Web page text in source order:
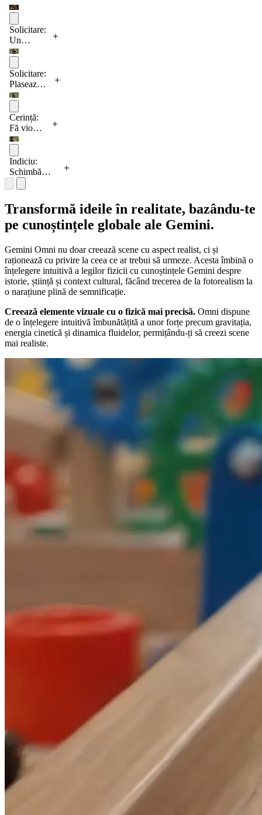
reflectorizant,
precum cel al
oglinzii.
plutește
deasupra
mâinii,
urmărindu-i
mișcarea; în
interiorul
sferei se
află o
reprezentare
recursivă a
aceleiași
mâini care
ține sfera,
creând
astfel o
recursivitate
infinită de
apropie lent
de sferă,
generând o
Solicitare:
Un
videoclip
cu un
violonist
care cântă
o piesă.
Solicitare:
Plasează
violonistul
în cadrul
imaginii.
Cerință:
Fă vioara
invizibilă.
Indiciu:
Schimbă
unghiul
camerei
astfel încât
să fie
deasupra
violonistului.
Transformă ideile în realitate, bazându-te
pe cunoștințele globale ale Gemini.
Gemini Omni nu doar creează scene cu aspect realist, ci și
raționează cu privire la ceea ce ar trebui să urmeze. Acesta îmbină o
înțelegere intuitivă a legilor fizicii cu cunoștințele Gemini despre
istorie, știință și context cultural, făcând trecerea de la fotorealism la
o narațiune plină de semnificație.
Creează elemente vizuale cu o fizică mai precisă. Omni dispune
de o înțelegere intuitivă îmbunătățită a unor forțe precum gravitația,
energia cinetică și dinamica fluidelor, permițându-ți să creezi scene
mai realiste.